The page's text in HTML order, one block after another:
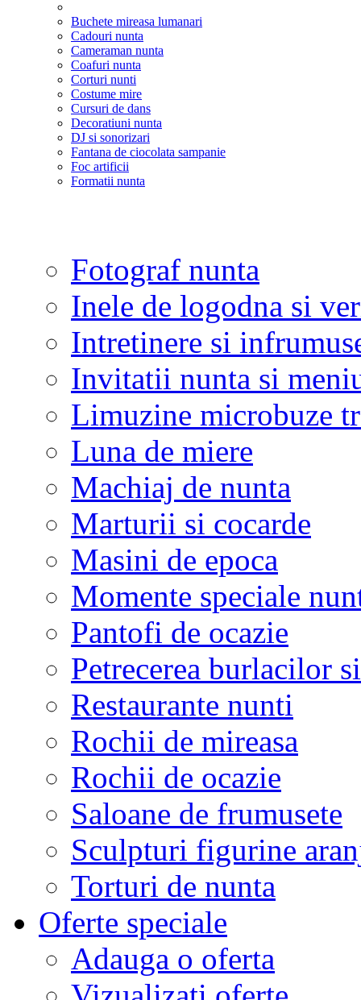
Buchete mireasa lumanari
Cadouri nunta
Cameraman nunta
Coafuri nunta
Corturi nunti
Costume mire
Cursuri de dans
Decoratiuni nunta
DJ si sonorizari
Fantana de ciocolata sampanie
Foc artificii
Formatii nunta
Fotograf nunta
Inele de logodna si
Intretinere si
Invitatii nunta si
Limuzine microbuze
Luna de miere
Machiaj de nunta
Marturii si cocarde
Masini de epoca
Momente speciale
Pantofi de ocazie
Petrecerea burlacilor
Restaurante nunti
Rochii de mireasa
Rochii de ocazie
Saloane de frumusete
Sculpturi figurine
Torturi de nunta
Oferte speciale
Adauga o oferta